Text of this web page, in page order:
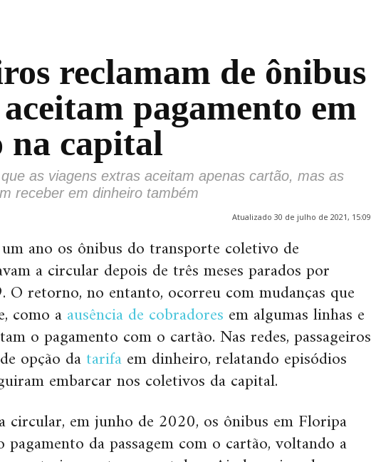
reclamam de ônibus
pagamento em
na capital
as viagens extras aceitam apenas cartão, mas as
receber em dinheiro também
Atualizado 30 de julho de 2021, 15:09
ano os ônibus do transporte coletivo de
a circular depois de três meses parados por
O retorno, no entanto, ocorreu com mudanças que
como aausência de cobradores em algumas linhas e
o pagamento com o cartão. Nas redes, passageiros
opção datarifaem dinheiro, relatando episódios
embarcar nos coletivos da capital.
circular, em junho de 2020, os ônibus em Floripa
pagamento da passagem com o cartão, voltando a